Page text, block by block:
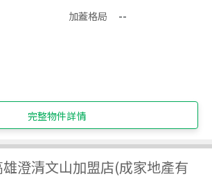
加蓋格局
--
完整物件詳情
雄澄清文山加盟店(成家地產有